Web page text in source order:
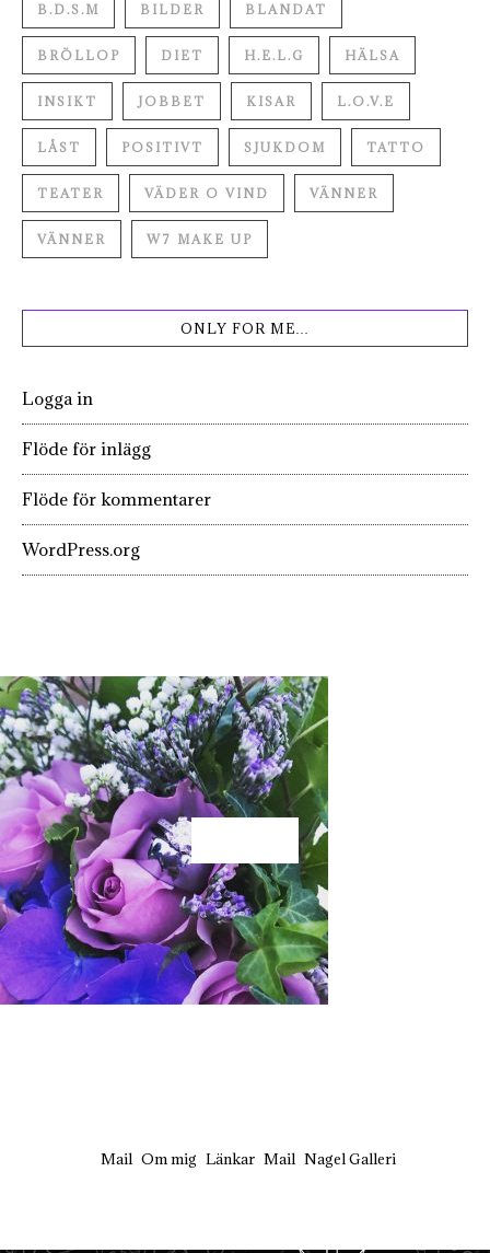
B.D.S.M BILDER BLANDAT
BRÖLLOP DIET H.E.L.G HÄLSA
INSIKT JOBBET KISAR L.O.V.E
LÅST POSITIVT SJUKDOM TATTO
TEATER VÄDER O VIND VÄNNER
VÄNNER W7 MAKE UP
ONLY FOR ME…
Logga in
Flöde för inlägg
Flöde för kommentarer
WordPress.org
Mail Om mig Länkar Mail Nagel Galleri